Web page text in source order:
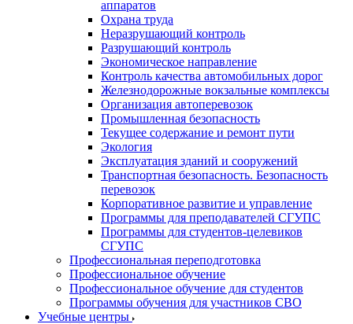
аппаратов
Охрана труда
Неразрушающий контроль
Разрушающий контроль
Экономическое направление
Контроль качества автомобильных дорог
Железнодорожные вокзальные комплексы
Организация автоперевозок
Промышленная безопасность
Текущее содержание и ремонт пути
Экология
Эксплуатация зданий и сооружений
Транспортная безопасность. Безопасность
перевозок
Корпоративное развитие и управление
Программы для преподавателей СГУПС
Программы для студентов-целевиков
СГУПС
Профессиональная переподготовка
Профессиональное обучение
Профессиональное обучение для студентов
Программы обучения для участников СВО
Учебные центры